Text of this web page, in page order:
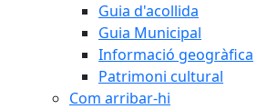
Guia d'acollida
Guia Municipal
Informació geogràfica
Patrimoni cultural
Com arribar-hi